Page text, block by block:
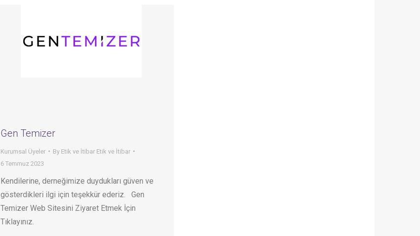
Gen Temizer
Kurumsal Üyeler By Etik ve İtibar Etik ve İtibar
6 Temmuz 2023
Kendilerine, derneğimize duydukları güven ve
gösterdikleri ilgi için teşekkür ederiz. Gen
Temizer Web Sitesini Ziyaret Etmek İçin
Tıklayınız.